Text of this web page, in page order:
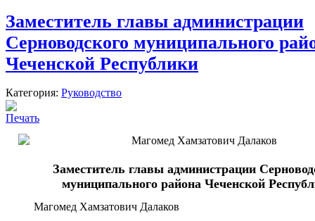
Заместитель главы администрации
Серноводского муниципального
Чеченской Республики
Категория: Руководство
Заместитель главы администрации
муниципального района Чеченской
Магомед Хамзатович Далаков